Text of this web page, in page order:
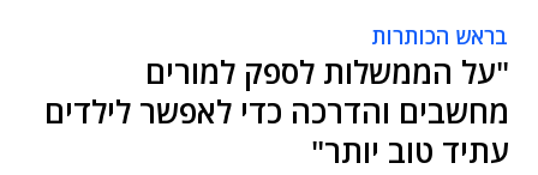
בראש הכותרות
"על הממשלות לספק למורים
מחשבים והדרכה כדי לאפשר לילדים
עתיד טוב יותר"